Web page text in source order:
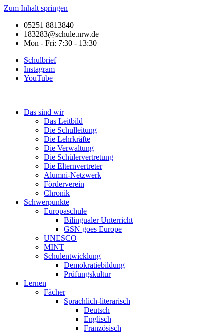
Zum Inhalt springen
05251 8813840
183283@schule.nrw.de
Mon - Fri: 7:30 - 13:30
Schulbrief
Instagram
YouTube
Das sind wir
Das Leitbild
Die Schulleitung
Die Lehrkräfte
Die Verwaltung
Die Schülervertretung
Die Elternvertreter
Alumni-Netzwerk
Förderverein
Chronik
Schwerpunkte
Europaschule
Bilingualer Unterricht
GSN goes Europe
UNESCO
MINT
Schulentwicklung
Demokratiebildung
Prüfungskultur
Lernen
Fächer
Sprachlich-literarisch
Deutsch
Englisch
Französisch